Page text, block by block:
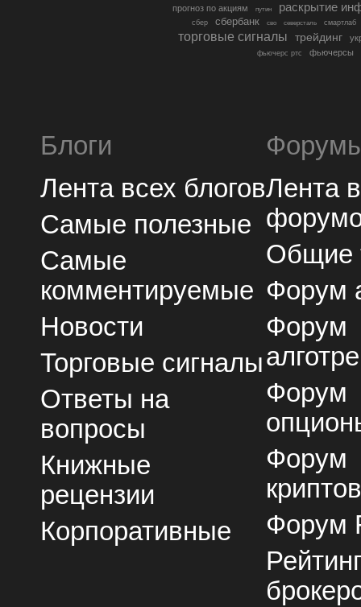
прогноз по акциям путин раскрытие
сбер сбербанк сво северсталь смартлаб
торговые сигналы трейдинг
фьючерс ртс фьючерсы
Блоги
Лента всех блогов
Самые полезные
Самые
комментируемые
Новости
Торговые сигналы
Ответы на
вопросы
Книжные
рецензии
Корпоративные
Лента
Общие
Форум
Форум
Форум
Форум
Форум